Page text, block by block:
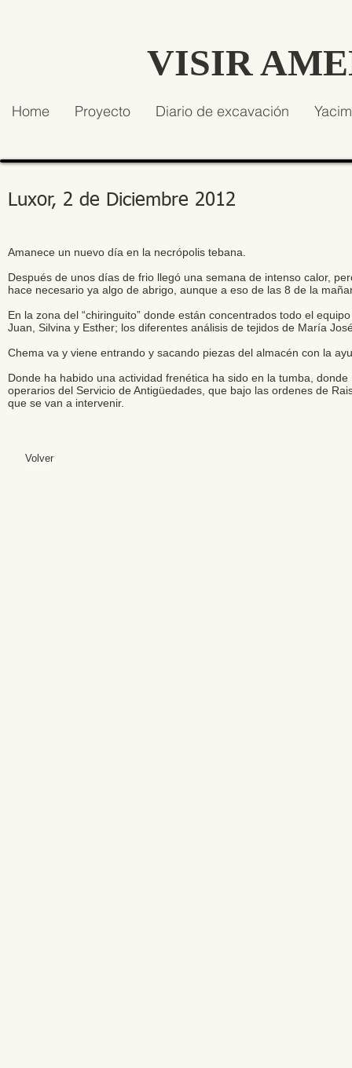
VISIR
Home Proyecto Diario de excavación
Luxor, 2 de Diciembre 2012
Amanece un nuevo día en la necrópolis tebana.
Después de unos días de frio llegó una semana de intenso calor,
hace necesario ya algo de abrigo, aunque a eso de las 8 de la
En la zona del “chiringuito” donde están concentrados todo el
Juan, Silvina y Esther; los diferentes análisis de tejidos de María
Chema va y viene entrando y sacando piezas del almacén con la
Donde ha habido una actividad frenética ha sido en la tumba,
operarios del Servicio de Antigüedades, que bajo las ordenes de
que se van a intervenir.
Volver